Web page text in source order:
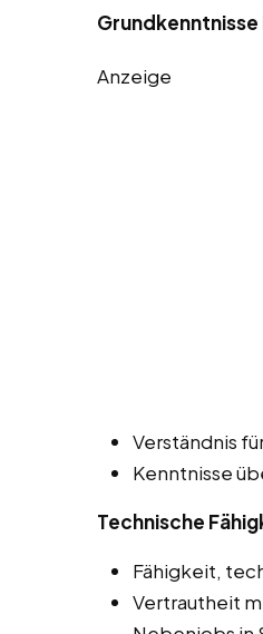
Grundkenntnisse
Anzeige
Verständnis
Kenntnisse
Technische
Fähigkeit,
Vertrautheit